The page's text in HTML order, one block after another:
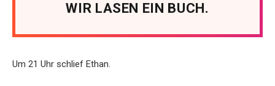
WIR LASEN EIN BUCH.
Um 21 Uhr schlief Ethan.